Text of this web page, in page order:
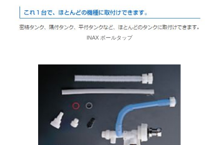
INAX ボールタップ